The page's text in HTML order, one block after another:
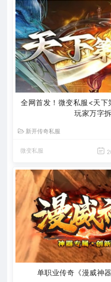
全网首发！微变私服<天
玩家万字
新开传奇私服
微变私服
单职业传奇《漫威神